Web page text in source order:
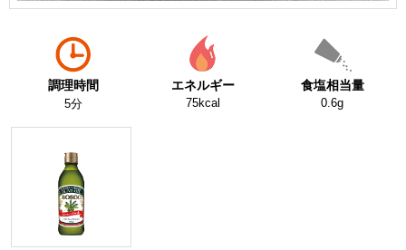
調理時間
5分
エネルギー
75kcal
食塩相当量
0.6g